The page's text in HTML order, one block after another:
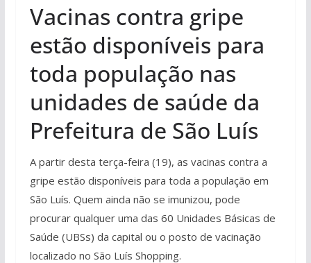
Vacinas contra gripe
estão disponíveis para
toda população nas
unidades de saúde da
Prefeitura de São Luís
A partir desta terça-feira (19), as vacinas contra a
gripe estão disponíveis para toda a população em
São Luís. Quem ainda não se imunizou, pode
procurar qualquer uma das 60 Unidades Básicas de
Saúde (UBSs) da capital ou o posto de vacinação
localizado no São Luís Shopping.